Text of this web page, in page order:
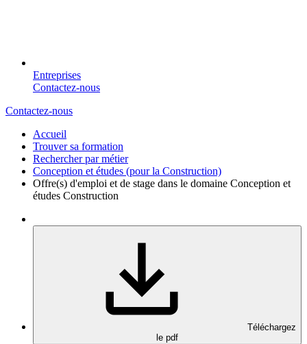
Entreprises
Contactez-nous
Contactez-nous
Accueil
Trouver sa formation
Rechercher par métier
Conception et études (pour la Construction)
Offre(s) d'emploi et de stage dans le domaine Conception et
études Construction
Téléchargez
le pdf